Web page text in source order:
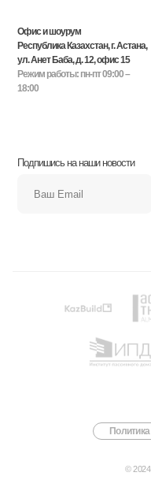
Офис и шоурум
Республика Казахстан, г. Астана,
ул. Анет Баба, д. 12, офис 15
Режим работы: пн-пт 09:00 –
18:00
Подпишись на наши новости
©